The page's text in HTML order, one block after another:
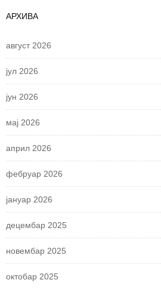
АРХИВА
август 2026
јул 2026
јун 2026
мај 2026
април 2026
фебруар 2026
јануар 2026
децембар 2025
новембар 2025
октобар 2025